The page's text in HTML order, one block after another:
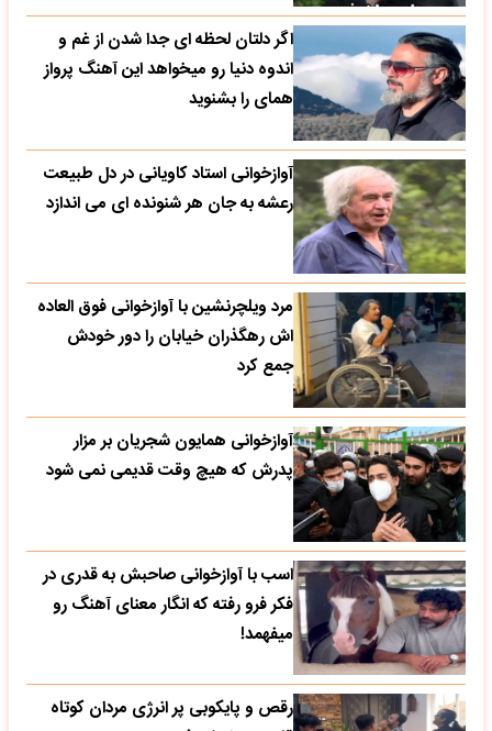
اگر دلتان لحظه ای جدا شدن از غم و
اندوه دنیا رو میخواهد این آهنگ پرواز
همای را بشنوید
آوازخوانی استاد کاویانی در دل طبیعت
رعشه به جان هر شنونده ای می اندازد
مرد ویلچرنشین با آوازخوانی فوق العاده
اش رهگذران خیابان را دور خودش
جمع کرد
آوازخوانی همایون شجریان بر مزار
پدرش که هیچ وقت قدیمی نمی شود
اسب با آوازخوانی صاحبش به قدری در
فکر فرو رفته که انگار معنای آهنگ رو
میفهمد!
رقص و پایکوبی پر انرژی مردان کوتاه